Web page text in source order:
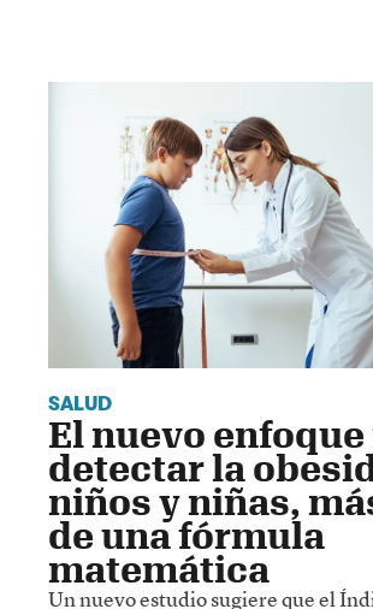
SALUD
El nuevo enfoque
detectar la
niños y niñas,
de una fórmula
matemática
Un nuevo estudio sugiere que el